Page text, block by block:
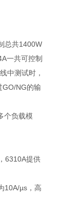
总共1400W
一共可控制
中测试时，
GO/NG的输
个负载模
6310A提供
10A/µs ，高